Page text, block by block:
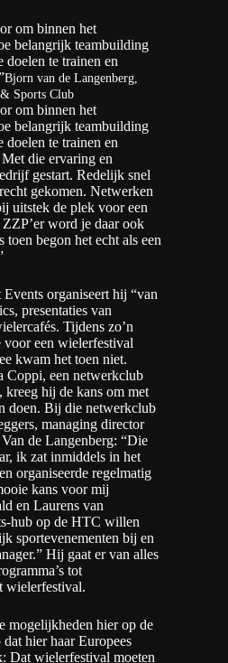
om binnen het
belangrijk teambuilding
doelen te trainen en
Bjorn van de Langenberg,
Sports Club
om binnen het
belangrijk teambuilding
doelen te trainen en
die ervaring en
gestart. Redelijk snel
gekomen. Netwerken
uitstek de plek voor een
word je daar ook
toen begon het echt als een
Events organiseert hij “van
presentaties van
Tijdens zo’n
voor een wielerfestival
kwam het toen niet.
Coppi, een netwerkclub
kreeg hij de kans om met
doen. Bij die netwerkclub
managing director
de Langenberg: “Die
ik zat inmiddels in het
organiseerde regelmatig
kans voor mij
en Laurens van
hub op de HTC willen
sportevenementen bij en
Hij gaat er van alles
tot
wielerfestival.
mogelijkheden hier op de
hier haar Europees
Dat wielerfestival moeten